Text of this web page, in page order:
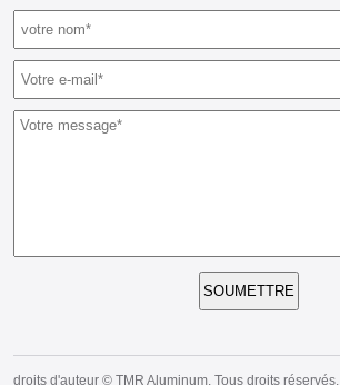
SOUMETTRE
droits d'auteur © TMR Aluminum. Tous droits réservés.